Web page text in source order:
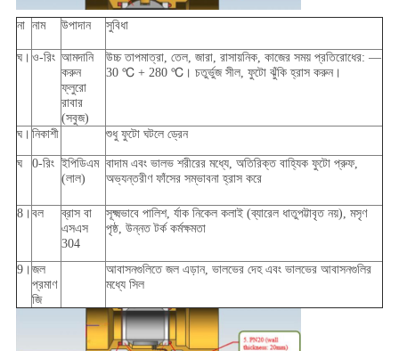
না নাম উপাদান সুবিধা
ঘ। ও-রিং আমদানি
করুন
ফ্লুরো
রাবার
(সবুজ)
উচ্চ তাপমাত্রা, তেল, জারা, রাসায়নিক, কাজের সময় প্রতিরোধের: —
30 ℃ + 280 ℃। চতুর্ভুজ সীল, ফুটো ঝুঁকি হ্রাস করুন।
ঘ। নিকাশী শুধু ফুটো ঘটলে ড্রেন
ঘ 0-রিং ইপিডিএম
(লাল)
বাদাম এবং ভালভ শরীরের মধ্যে, অতিরিক্ত বাহ্যিক ফুটো প্রুফ,
অভ্যন্তরীণ ফাঁসের সম্ভাবনা হ্রাস করে
8। বল
ব্রাস বা
এসএস
304
সূক্ষ্মভাবে পালিশ, র্যাক নিকেল কলাই (ব্যারেল ধাতুপট্টাবৃত নয়), মসৃণ
পৃষ্ঠ, উন্নত টর্ক কর্মক্ষমতা
9। জল
প্রমাণ
জি
আবাসনগুলিতে জল এড়ান, ভালভের দেহ এবং ভালভের আবাসনগুলির
মধ্যে সিল